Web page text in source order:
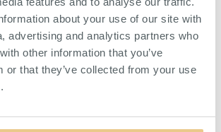
about your use of our site with
advertising and analytics partners who
other information that you’ve
or that they’ve collected from your use
ingår i paketet
Perforerat 600x400 mm Svart